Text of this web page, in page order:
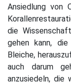
Ansiedlung von
die
gehen kann,
Bleiche,
auch darum
anzusiedeln, die